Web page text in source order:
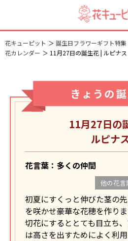
花キューピット 誕生日フラワーギフト特集
花カレンダー
11月27日の誕生花 | ルピナス
きょうの
11月27日の
ルピナ
花言葉：多くの仲間
他の花
初夏にすくっと伸びた茎の
を咲かせ豪華な花穂を作りま
切花にするととても目立ち
は高さを出すためによく利用